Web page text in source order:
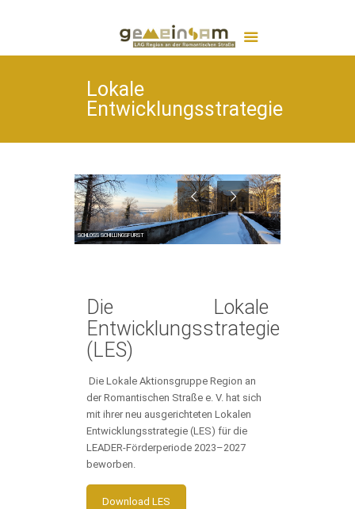
Lokale
Entwicklungsstrategie
SCHLOSS SCHILLINGSFÜRST
Die Lokale
Entwicklungsstrategie
(LES)
Die Lokale Aktionsgruppe Region an
der Romantischen Straße e. V. hat sich
mit ihrer neu ausgerichteten Lokalen
Entwicklungsstrategie (LES) für die
LEADER-Förderperiode 2023–2027
beworben.
Download LES